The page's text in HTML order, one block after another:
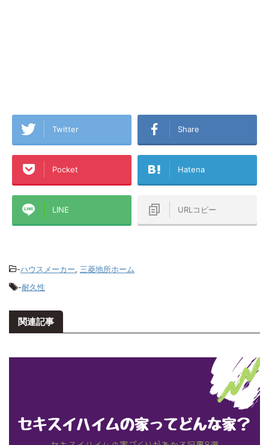
Twitter Share
Pocket Hatena
LINE URLコピー
-ハウスメーカー, 三菱地所ホーム
-耐久性
関連記事